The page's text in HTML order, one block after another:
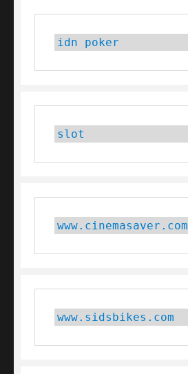
idn poker
slot
www.cinemasaver.com
www.sidsbikes.com